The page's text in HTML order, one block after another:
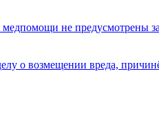
не предусмотрены
о возмещении вреда,